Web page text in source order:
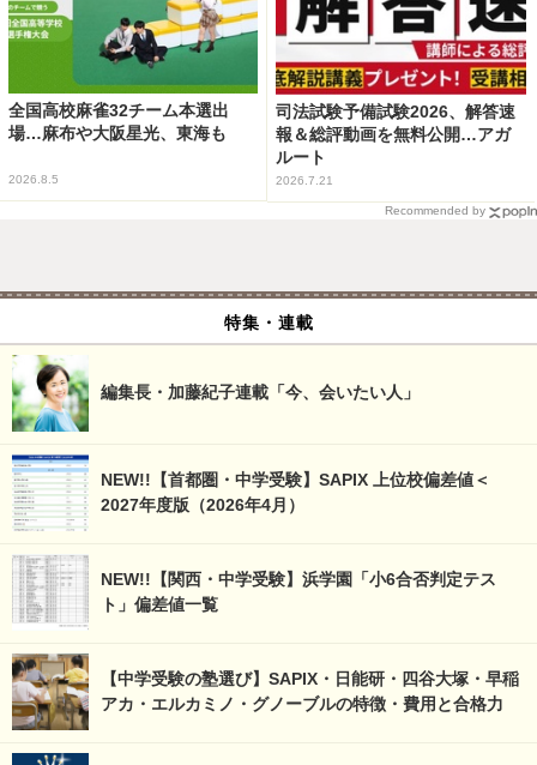
全国高校麻雀32チーム本選出
場…麻布や大阪星光、東海も
2026.8.5
司法試験予備試験2026、解答速
報＆総評動画を無料公開…アガ
ルート
2026.7.21
Recommended by
特集・連載
編集長・加藤紀子連載「今、会いたい人」
NEW!!【首都圏・中学受験】SAPIX 上位校偏差値＜
2027年度版（2026年4月）
NEW!!【関西・中学受験】浜学園「小6合否判定テス
ト」偏差値一覧
【中学受験の塾選び】SAPIX・日能研・四谷大塚・早稲
アカ・エルカミノ・グノーブルの特徴・費用と合格力